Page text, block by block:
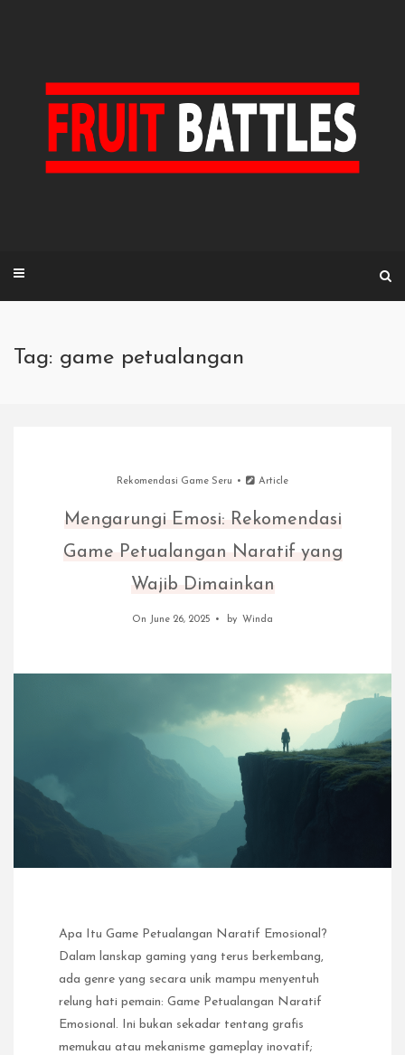
Tag: game petualangan
Rekomendasi Game Seru Article
Mengarungi Emosi: Rekomendasi
Game Petualangan Naratif yang
Wajib Dimainkan
On June 26, 2025 by Winda
Apa Itu Game Petualangan Naratif Emosional?
Dalam lanskap gaming yang terus berkembang,
ada genre yang secara unik mampu menyentuh
relung hati pemain: Game Petualangan Naratif
Emosional. Ini bukan sekadar tentang grafis
memukau atau mekanisme gameplay inovatif;